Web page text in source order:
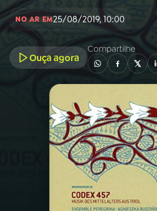
01
PROGRAMAÇÃO
PROGRAMAS
PODCASTS
NO AR EM25/08/2019, 10:00
Ouça agora
Compartilhe